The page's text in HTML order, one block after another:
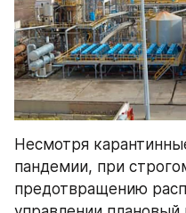
Несмотря
пандемии, при
предотвращению